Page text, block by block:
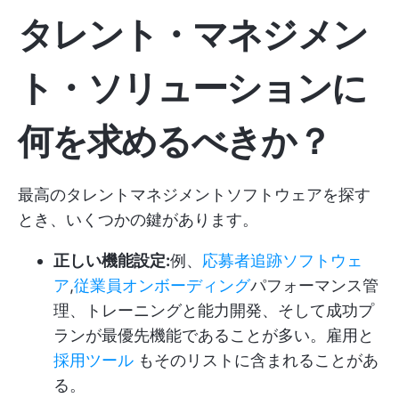
タレント・マネジメン
ト・ソリューションに
何を求めるべきか？
最高のタレントマネジメントソフトウェアを探す
とき、いくつかの鍵があります。
正しい機能設定:例、 応募者追跡ソフトウェ
ア,従業員オンボーディングパフォーマンス管
理、トレーニングと能力開発、そして成功プ
ランが最優先機能であることが多い。雇用と
採用ツール もそのリストに含まれることがあ
る。